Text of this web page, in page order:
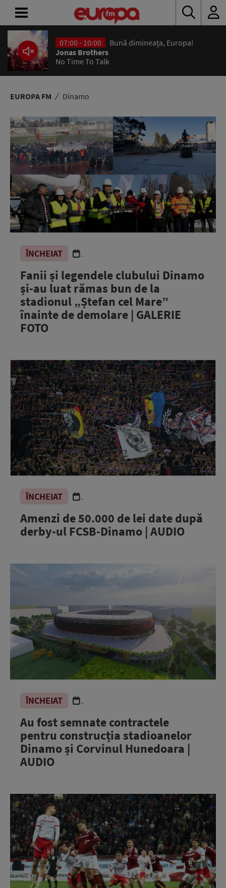
07:00 - 10:00
Bună dimineața, Europa!
Jonas Brothers
No Time To Talk
EUROPA FM Dinamo
ÎNCHEIAT .
Fanii și legendele clubului Dinamo
și-au luat rămas bun de la
stadionul „Ștefan cel Mare”
înainte de demolare | GALERIE
FOTO
ÎNCHEIAT .
Amenzi de 50.000 de lei date după
derby-ul FCSB-Dinamo | AUDIO
ÎNCHEIAT .
Au fost semnate contractele
pentru construcția stadioanelor
Dinamo și Corvinul Hunedoara |
AUDIO
ACASĂ
ȘTIRI
RADIO
CONCURSURI
PODCAST
ASCULTĂ
LIVE